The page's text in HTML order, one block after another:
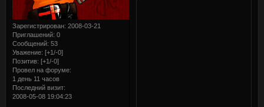
Зарегистрирован: 2008-03-21
Приглашений: 0
Сообщений: 53
Уважение: [+1/-0]
Позитив: [+1/-0]
Провел на форуме:
1 день 11 часов
Последний визит:
2008-05-08 19:04:23